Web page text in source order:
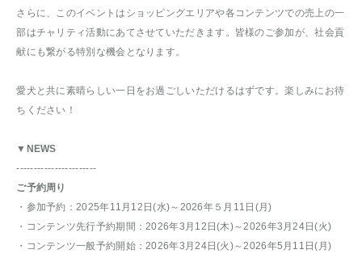
さらに、このイベントはショッピングエリアや各コンテンツでの売上の一
部はチャリティ活動にあてさせていただきます。皆様のご参加が、社会貢
献にも繋がる特別な機会となります。
愛犬と共に素晴らしい一日をお過ごしいただけるはずです。楽しみにお待
ちください！
▼NEWS
-----------------------
ご予約周り
・参加予約：2025年11月12日(水)～2026年５月11日(月)
・コンテンツ先行予約期間：2026年3月12日(木)～2026年3月24日(火)
・コンテンツ一般予約開始：2026年3月24日(火)～2026年5月11日(月)